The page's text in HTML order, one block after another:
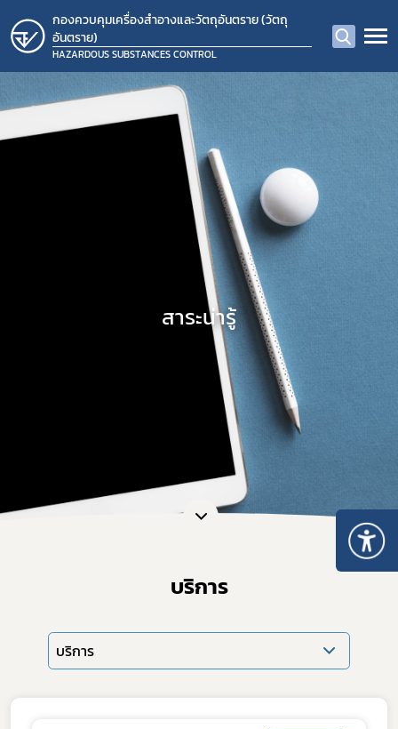
กองควบคุมเครื่องสำอางและวัตถุอันตราย (วัตถุ
อันตราย)
HAZARDOUS SUBSTANCES CONTROL
สาระน่ารู้
บริการ
บริการ